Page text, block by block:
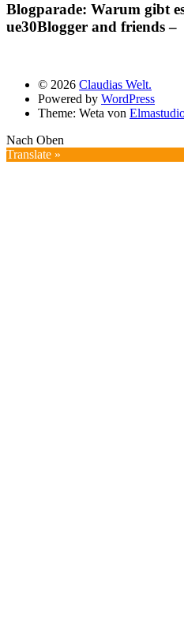
Blogparade: Warum gibt
ue30Blogger and friends –
© 2026 Claudias Welt.
Powered by WordPress
Theme: Weta von
Nach Oben
Translate »